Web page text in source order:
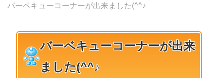
バーベキューコーナーが出来ました(^^♪
バーベキューコーナーが出来
ました(^^♪